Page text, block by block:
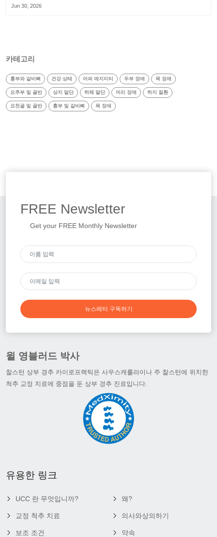
Jun 30, 2026
카테고리
흉부와 갈비뼈 건강 상태 어퍼 에지미티 두부 장애 목 장애
요추부 및 골반 상지 말단 하체 말단 머리 장애 하지 질환
요천골 및 골반 흉부 및 갈비뼈 목 장애
FREE Newsletter
Get your FREE Monthly Newsletter
뉴스레터 구독하기
윌 영블러드 박사
찰스턴 상부 경추 카이로프랙틱은 사우스캐롤라이나 주 찰스턴에 위치한
척추 교정 치료에 중점을 둔 상부 경추 진료입니다.
유용한 링크
UCC 란 무엇입니까?
교정 척추 치료
보조 조건
왜?
의사와상의하기
약속